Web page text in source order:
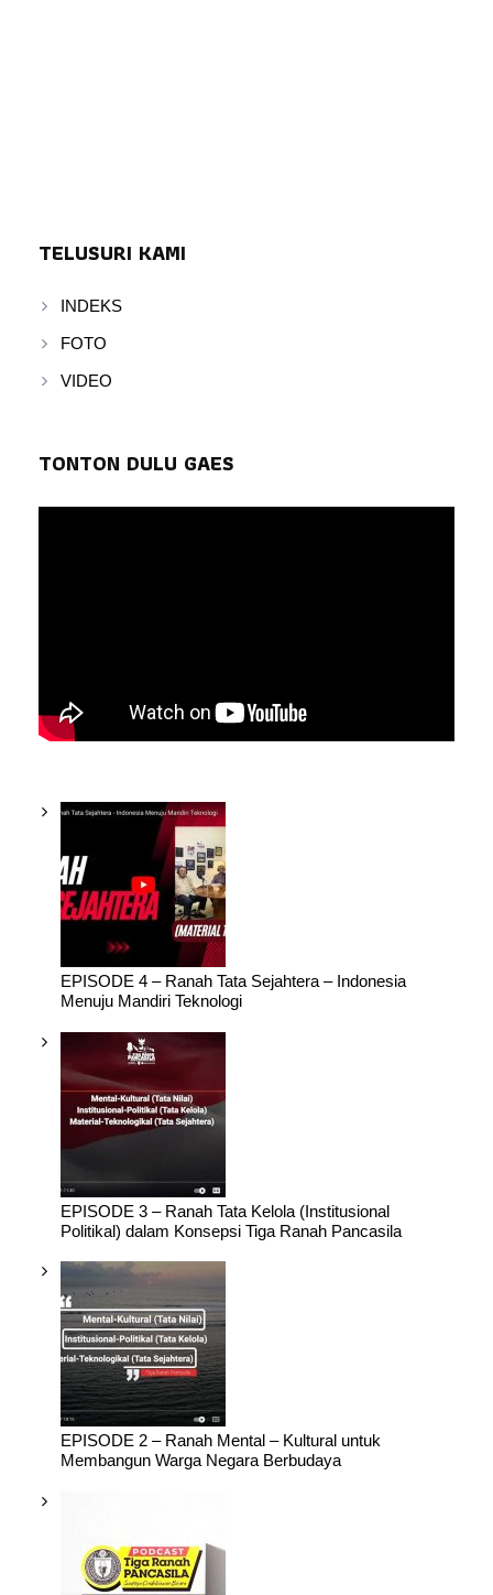
TELUSURI KAMI
INDEKS
FOTO
VIDEO
TONTON DULU GAES
EPISODE 4 – Ranah Tata Sejahtera – Indonesia
Menuju Mandiri Teknologi
EPISODE 3 – Ranah Tata Kelola (Institusional
Politikal) dalam Konsepsi Tiga Ranah Pancasila
EPISODE 2 – Ranah Mental – Kultural untuk
Membangun Warga Negara Berbudaya